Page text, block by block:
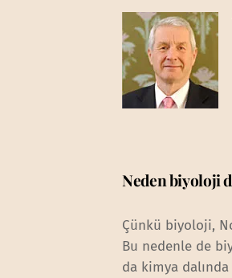
Neden biyoloji
Çünkü biyoloji,
Bu nedenle de
da kimya